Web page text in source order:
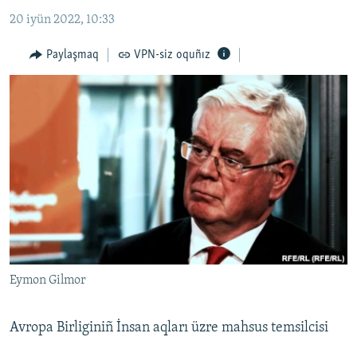
Qıdıruvğa
qaytmaq
MEDENİYET
İNSAN AQLARI
SÜRET
BLOGLAR
Русский
Українською
QOŞULIÑIZ!
20 iyün 2022, 10:33
Paylaşmaq VPN-siz oquñız
Eymon Gilmor
Avropa Birliginiñ İnsan aqları üzre mahsus temsilcisi